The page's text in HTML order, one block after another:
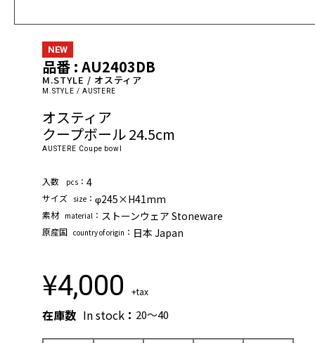
NEW
品番 : AU2403DB
M.STYLE / オスティア
M.STYLE / AUSTERE
オスティア
クープボール 24.5cm
AUSTERE Coupe bowl
⼊数 pcs ： 4
サイズ size ： φ245×H41mm
素材 material ： ストーンウェア Stoneware
原産国 country of origin ： 日本 Japan
¥4,000 +tax
在庫数 In stock ： 20～40